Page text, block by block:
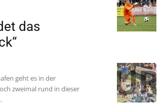
das
geht es in der
zweimal rund in dieser